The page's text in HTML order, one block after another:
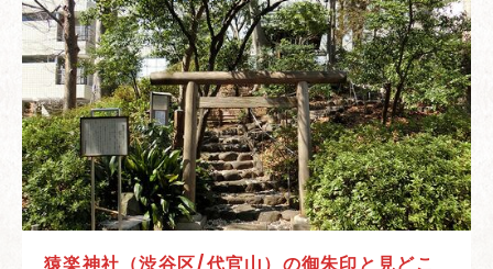
猿楽神社（渋谷区/代官山）の御朱印と見どこ